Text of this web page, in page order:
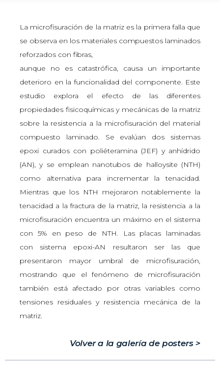
La microfisuración de la matriz es la primera falla que
se observa en los materiales compuestos laminados
reforzados con fibras,
aunque no es catastrófica, causa un importante
deterioro en la funcionalidad del componente. Este
estudio explora el efecto de las diferentes
propiedades fisicoquímicas y mecánicas de la matriz
sobre la resistencia a la microfisuración del material
compuesto laminado. Se evalúan dos sistemas
epoxi curados con poliéteramina (JEF) y anhídrido
(AN), y se emplean nanotubos de halloysite (NTH)
como alternativa para incrementar la tenacidad.
Mientras que los NTH mejoraron notablemente la
tenacidad a la fractura de la matriz, la resistencia a la
microfisuración encuentra un máximo en el sistema
con 5% en peso de NTH. Las placas laminadas
con sistema epoxi-AN resultaron ser las que
presentaron mayor umbral de microfisuración,
mostrando que el fenómeno de microfisuración
también está afectado por otras variables como
tensiones residuales y resistencia mecánica de la
matriz.
Volver a la galería de posters >